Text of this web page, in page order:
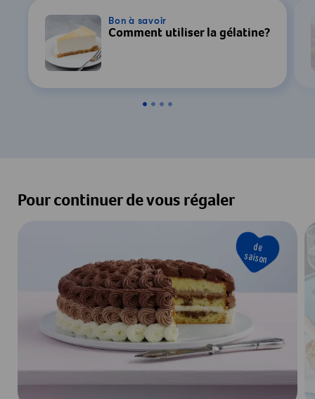
confidentialité
Accepter & Afficher
Bon à savoir
Comment utiliser la gélatine?
Pour continuer de vous régaler
de
saison